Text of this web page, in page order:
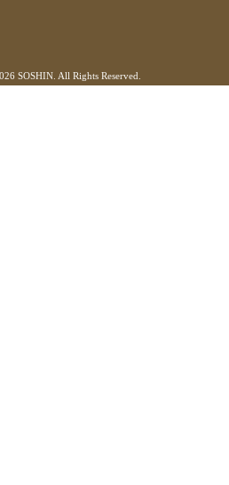
SOSHIN. All Rights Reserved.